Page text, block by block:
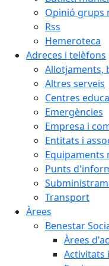
Opinió grups
Rss
Hemeroteca
Adreces i telèfons
Allotjaments,
Altres serveis
Centres
Emergències
Empresa i
Entitats i
Equipaments
Punts
Transport
Àrees
Benestar
Àrees
Activitats